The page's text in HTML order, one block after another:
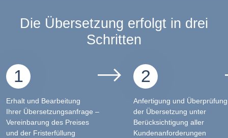
Die Übersetzung erfolgt in drei
Schritten
1
Erhalt und Bearbeitung
Ihrer Übersetzungsanfrage –
Vereinbarung des Preises
und der Fristerfüllung
2
Anfertigung und Überprüfung
der Übersetzung unter
Berücksichtigung aller
Kundenanforderungen